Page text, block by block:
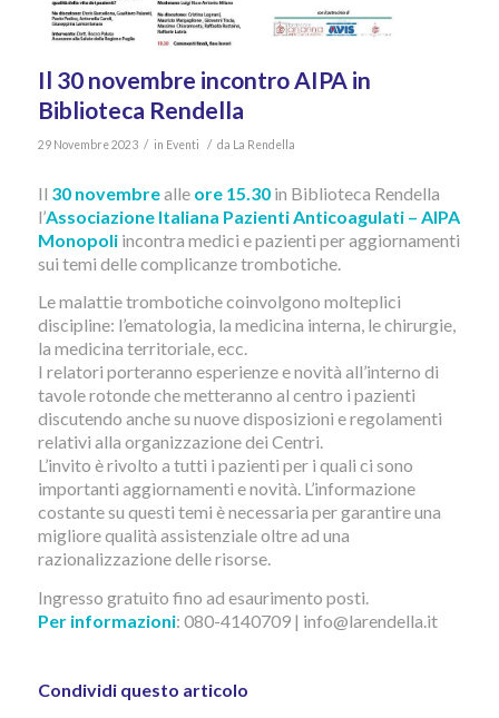
Il 30 novembre incontro AIPA in
Biblioteca Rendella
29 Novembre 2023 / in Eventi / da La Rendella
Il 30 novembrealle ore 15.30in Biblioteca Rendella
l’Associazione Italiana Pazienti Anticoagulati – AIPA
Monopoliincontra medici e pazienti per aggiornamenti
sui temi delle complicanze trombotiche.
Le malattie trombotiche coinvolgono molteplici
discipline: l’ematologia, la medicina interna, le chirurgie,
la medicina territoriale, ecc.
I relatori porteranno esperienze e novità all’interno di
tavole rotonde che metteranno al centro i pazienti
discutendo anche su nuove disposizioni e regolamenti
relativi alla organizzazione dei Centri.
L’invito è rivolto a tutti i pazienti per i quali ci sono
importanti aggiornamenti e novità. L’informazione
costante su questi temi è necessaria per garantire una
migliore qualità assistenziale oltre ad una
razionalizzazione delle risorse.
Ingresso gratuito fino ad esaurimento posti.
Per informazioni: 080-4140709 | info@larendella.it
Condividi questo articolo